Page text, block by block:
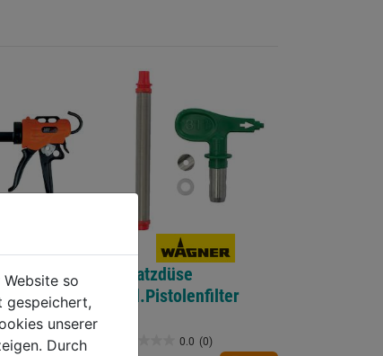
(0)
Ersatzdüse
inkl.Pistolenfilter
0.0 (0)
so
gespeichert,
unserer
Durch